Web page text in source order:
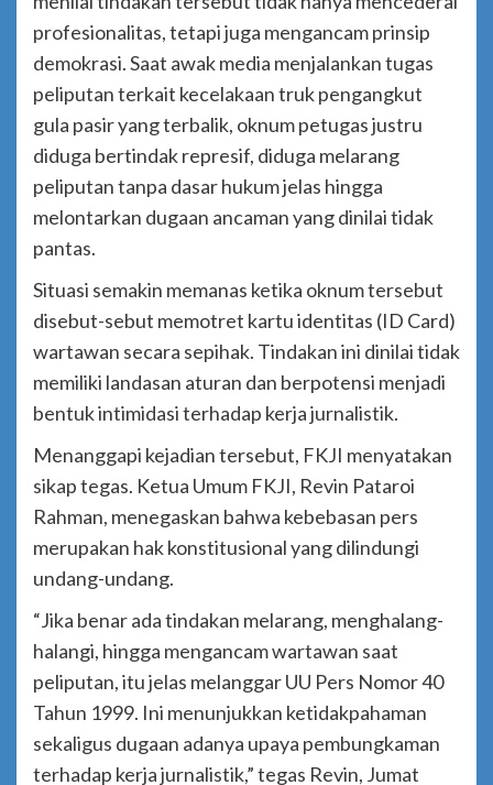
profesionalitas, tetapi juga mengancam prinsip
demokrasi. Saat awak media menjalankan tugas
peliputan terkait kecelakaan truk pengangkut
gula pasir yang terbalik, oknum petugas justru
diduga bertindak represif, diduga melarang
peliputan tanpa dasar hukum jelas hingga
melontarkan dugaan ancaman yang dinilai tidak
pantas.
Situasi semakin memanas ketika oknum tersebut
disebut-sebut memotret kartu identitas (ID Card)
wartawan secara sepihak. Tindakan ini dinilai tidak
memiliki landasan aturan dan berpotensi menjadi
bentuk intimidasi terhadap kerja jurnalistik.
Menanggapi kejadian tersebut, FKJI menyatakan
sikap tegas. Ketua Umum FKJI, Revin Pataroi
Rahman, menegaskan bahwa kebebasan pers
merupakan hak konstitusional yang dilindungi
undang-undang.
“Jika benar ada tindakan melarang, menghalang-
halangi, hingga mengancam wartawan saat
peliputan, itu jelas melanggar UU Pers Nomor 40
Tahun 1999. Ini menunjukkan ketidakpahaman
sekaligus dugaan adanya upaya pembungkaman
terhadap kerja jurnalistik,” tegas Revin, Jumat